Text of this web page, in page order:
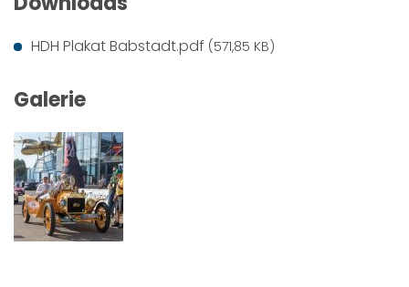
HDH Plakat Babstadt.pdf (571,85 KB)
Galerie